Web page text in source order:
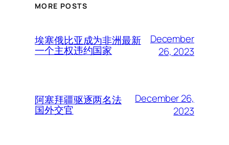
MORE POSTS
埃塞俄比亚成为非洲最新
一个主权违约国家
December
26, 2023
阿塞拜疆驱逐两名法
国外交官
December 26,
2023